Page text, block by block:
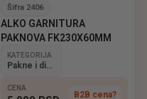
Šifra 2406
ALKO GARNITURA
PAKNOVA FK230X60MM
KATEGORIJA
CENA
B2B cena?